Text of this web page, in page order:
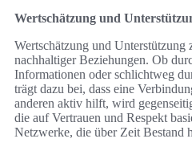
Wertschätzung und
Wertschätzung und Unterstützung
nachhaltiger Beziehungen. Ob
Informationen oder schlichtweg
trägt dazu bei, dass eine
anderen aktiv hilft, wird
die auf Vertrauen und Respekt
Netzwerke, die über Zeit Bestand